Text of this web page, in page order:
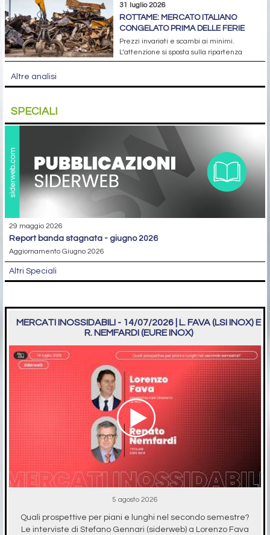
31 luglio 2026
ROTTAME: MERCATO ITALIANO
CONGELATO PRIMA DELLE FERIE
Prezzi invariati e scambi ai minimi.
L’attenzione si sposta sulla ripartenza
Altre analisi
SPECIALI
29 maggio 2026
report banda stagnata - giugno 2026
Aggiornamento Giugno 2026
Altri Speciali
MERCATI INOSSIDABILI - 14/07/2026 | L. FAVA (LSI INOX) E
R. NEMFARDI (EURE INOX)
5 agosto 2026
Quali prospettive per piani e lunghi nel secondo semestre?
Le interviste di Stefano Gennari (siderweb) a Lorenzo Fava